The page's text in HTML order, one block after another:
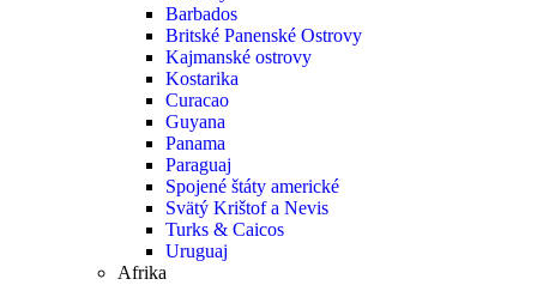
Barbados
Britské Panenské Ostrovy
Kajmanské ostrovy
Kostarika
Curacao
Guyana
Panama
Paraguaj
Spojené štáty americké
Svätý Krištof a Nevis
Turks & Caicos
Uruguaj
Afrika